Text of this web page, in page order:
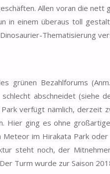
Allen voran die
in einem überaus toll
Thematisierung
grünen Bezahlforums
abschneidet (siehe
verfügt nämlich, derzeit
Hier ging es ohne
im Hirakata Park
steht noch, der
Turm wurde zur Saison